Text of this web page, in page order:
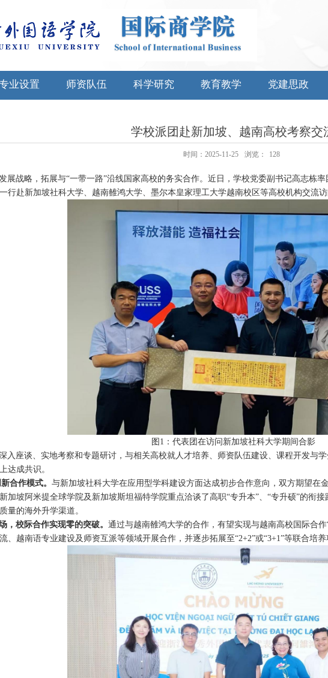
业设置 师资队伍 科学研究 教育教学 党建思政
学校派团赴新加坡、越南高校考察交
时间：2025-11-25 浏览： 128
展战略，拓展与“一带一路”沿线国家高校的务实合作。近日，学校党委副书记高志栋
行赴新加坡社科大学、越南雒鸿大学、墨尔本皇家理工大学越南校区等高校机构交流
图 1 ：代表团在访问新加坡社科大学期间合影
入座谈、实地考察和专题研讨，与相关高校就人才培养、师资队伍建设、课程开发与
达成共识。
合作模式。与新加坡社科大学在应用型学科建设方面达成初步合作意向，双方期望在
加坡阿米提全球学院及 新加坡斯坦福特学院重点洽谈了高职“专升本”、“专升硕”的衔
量的海外升学渠道。
，校际合作实现零的突破。通过与越南雒鸿大学的合作，有望实现与越南高校国际合
、越南语专业建设及师资互派等领域开展合作，并逐步拓展至“2+2”或“3+1”等联合培养